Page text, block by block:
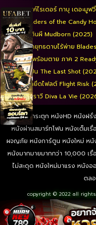
มาสค์ไรเดอร์ กาบุ เดอะมู
Invaders of the Candy
หุ่นดินผี Mudborn (2025)
ยอดยุทธดาบไร้พ่าย
เกมพร้อมตาย ภาค 2
มือปืน The Last Shot
นรกยึดไฟลต์ Flight Risk
ดีว่าราวี Diva La Vie​
ดูหนังไม่กระตุก หนังHD หนังฝรั่
หนังผ่านสมาร์ทโฟน หนังเต็มเ
ผจญภัย หนังการ์ตูน หนังใหม่ ห
หนังมากมายมากกว่า 10,000 เ
ไม่สะดุด หนังใหม่มาแรง หนังอ
ตล
copyright © 2022 all rights